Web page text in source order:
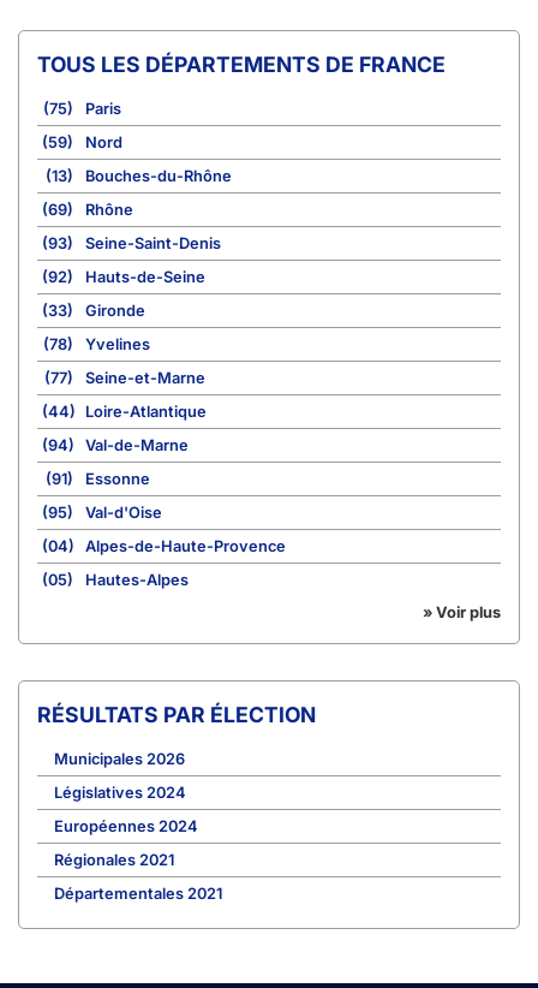
TOUS LES DÉPARTEMENTS DE FRANCE
(75)
Paris
(59)
Nord
(13)
Bouches-du-Rhône
(69)
Rhône
(93)
Seine-Saint-Denis
(92)
Hauts-de-Seine
(33)
Gironde
(78)
Yvelines
(77)
Seine-et-Marne
(44)
Loire-Atlantique
(94)
Val-de-Marne
(91)
Essonne
(95)
Val-d'Oise
(04)
Alpes-de-Haute-Provence
(05)
Hautes-Alpes
» Voir plus
RÉSULTATS PAR ÉLECTION
Municipales 2026
Législatives 2024
Européennes 2024
Régionales 2021
Départementales 2021